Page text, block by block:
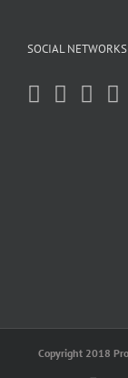
SOCIAL NETWORKS
Copyright 2018